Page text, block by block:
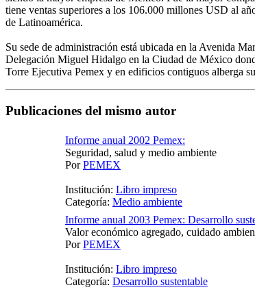
tiene ventas superiores a los 106.000 millones USD al
de Latinoamérica.
Su sede de administración está ubicada en la Avenida
Delegación Miguel Hidalgo en la Ciudad de México
Torre Ejecutiva Pemex y en edificios contiguos alberga
Publicaciones del mismo autor
Informe anual 2002 Pemex:
Seguridad, salud y medio ambiente
PorPEMEX
Institución: Libro impreso
Categoría: Medio ambiente
Informe anual 2003 Pemex: Desarrollo
Valor económico agregado, cuidado
PorPEMEX
Institución: Libro impreso
Categoría: Desarrollo sustentable